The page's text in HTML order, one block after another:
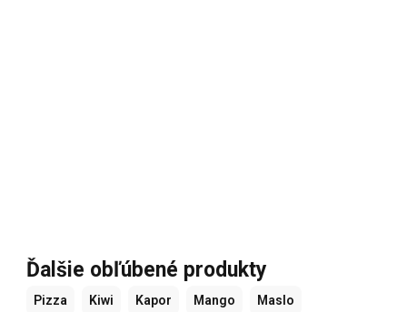
Ďalšie obľúbené produkty
Pizza Kiwi Kapor Mango Maslo